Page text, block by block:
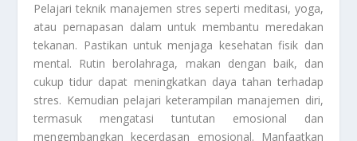
Pelajari teknik manajemen stres seperti meditasi, yoga,
atau pernapasan dalam untuk membantu meredakan
tekanan. Pastikan untuk menjaga kesehatan fisik dan
mental. Rutin berolahraga, makan dengan baik, dan
cukup tidur dapat meningkatkan daya tahan terhadap
stres. Kemudian pelajari keterampilan manajemen diri,
termasuk mengatasi tuntutan emosional dan
mengembangkan kecerdasan emosional. Manfaatkan